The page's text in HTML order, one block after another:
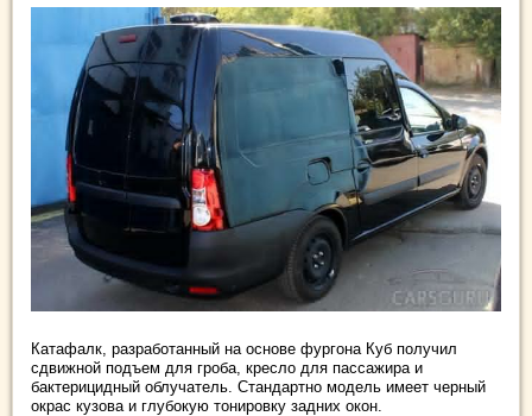
Катафалк, разработанный на основе фургона Куб получил
сдвижной подъем для гроба, кресло для пассажира и
бактерицидный облучатель. Стандартно модель имеет черный
окрас кузова и глубокую тонировку задних окон.